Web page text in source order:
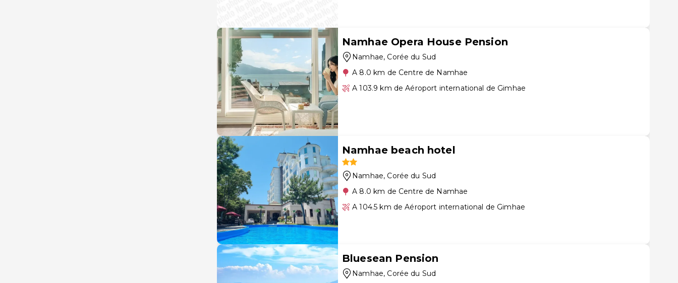
Namhae Opera House Pension
Namhae, Corée du Sud
A 8.0 km de Centre de Namhae
A 103.9 km de Aéroport international de Gimhae
Namhae beach hotel
Namhae, Corée du Sud
A 8.0 km de Centre de Namhae
A 104.5 km de Aéroport international de Gimhae
Bluesean Pension
Namhae, Corée du Sud